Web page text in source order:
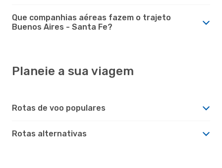
Que companhias aéreas fazem o trajeto
Buenos Aires - Santa Fe?
Planeie a sua viagem
Rotas de voo populares
Rotas alternativas